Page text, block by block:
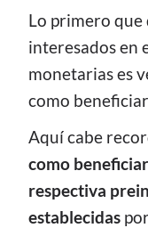
Lo primero que
interesados en
monetarias es
como
Aquí cabe
como
respectiva
establecidas